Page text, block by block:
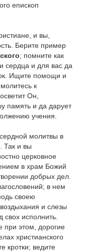
епископ
и вы,
Берите пример
; помните как
сердца и для вас да
Ищите помощи и
к
Он,
память и да дарует
учения.
молитвы в
Так и вы
церковное
в храм Божий
добрых дел.
в нем
своею
и слезы
исполнить.
при этом, дорогие
христианского
кротки; ведите